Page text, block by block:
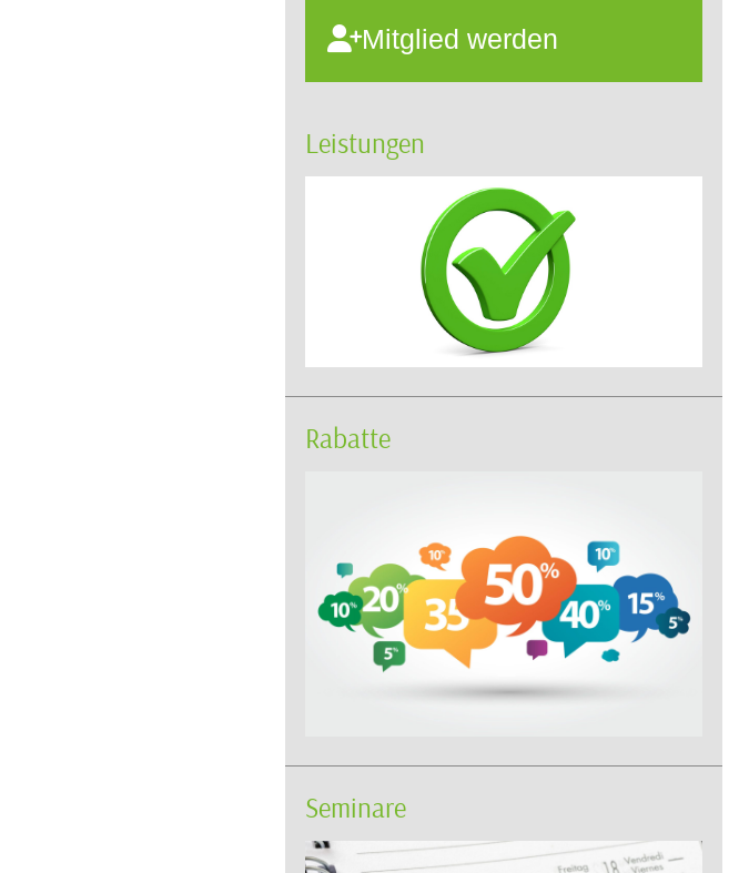
Mitglied werden
Leistungen
Rabatte
Seminare